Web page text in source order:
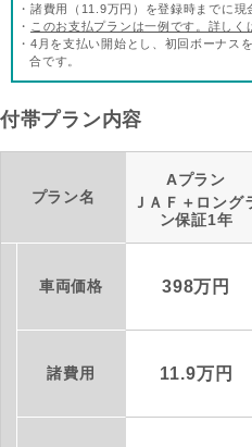
・諸費用（11.9万円）を登録時までに現
・ このお支払プランは一例です。詳しく
・4月を支払い開始とし、初回ボーナス
合です。
付帯プラン内容
プラン名
Aプラン
ＪＡＦ＋ロング
ン保証1年
車両価格 398万円
諸費用 11.9万円